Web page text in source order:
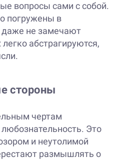
вопросы сами с собой.
погружены в
даже не замечают
абстрагируются,
стороны
чертам
Это
и неутолимой
размышлять о